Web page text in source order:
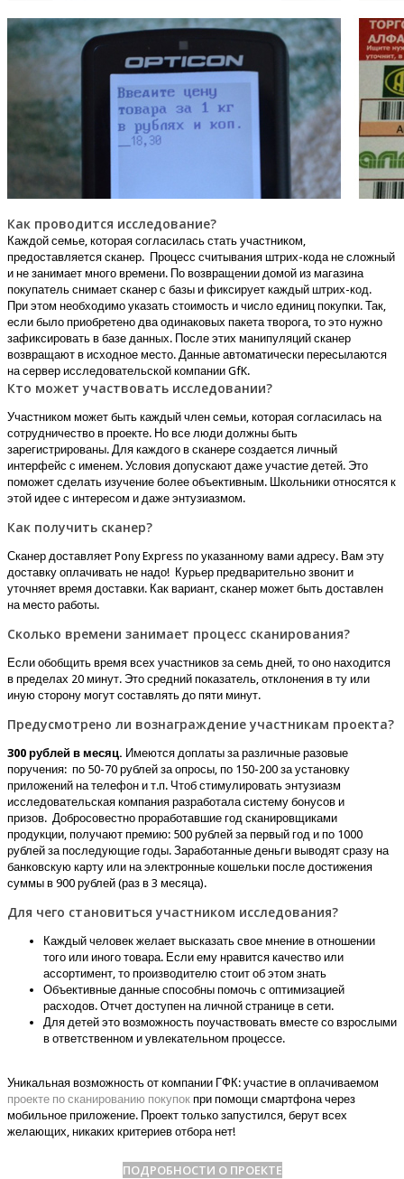
Как проводится исследование?
Каждой семье, которая согласилась стать участником,
предоставляется сканер. Процесс считывания штрих-кода не сложный
и не занимает много времени. По возвращении домой из магазина
покупатель снимает сканер с базы и фиксирует каждый штрих-код.
При этом необходимо указать стоимость и число единиц покупки. Так,
если было приобретено два одинаковых пакета творога, то это нужно
зафиксировать в базе данных. После этих манипуляций сканер
возвращают в исходное место. Данные автоматически пересылаются
на сервер исследовательской компании GfK.
Кто может участвовать исследовании?
Участником может быть каждый член семьи, которая согласилась на
сотрудничество в проекте. Но все люди должны быть
зарегистрированы. Для каждого в сканере создается личный
интерфейс с именем. Условия допускают даже участие детей. Это
поможет сделать изучение более объективным. Школьники относятся к
этой идее с интересом и даже энтузиазмом.
Как получить сканер?
Сканер доставляет Pony Express по указанному вами адресу. Вам эту
доставку оплачивать не надо! Курьер предварительно звонит и
уточняет время доставки. Как вариант, сканер может быть доставлен
на место работы.
Сколько времени занимает процесс сканирования?
Если обобщить время всех участников за семь дней, то оно находится
в пределах 20 минут. Это средний показатель, отклонения в ту или
иную сторону могут составлять до пяти минут.
Предусмотрено ли вознаграждение участникам проекта?
300 рублей в месяц. Имеются доплаты за различные разовые
поручения: по 50-70 рублей за опросы, по 150-200 за установку
приложений на телефон и т.п. Чтоб стимулировать энтузиазм
исследовательская компания разработала систему бонусов и
призов. Добросовестно проработавшие год сканировщиками
продукции, получают премию: 500 рублей за первый год и по 1000
рублей за последующие годы. Заработанные деньги выводят сразу на
банковскую карту или на электронные кошельки после достижения
суммы в 900 рублей (раз в 3 месяца).
Для чего становиться участником исследования?
Каждый человек желает высказать свое мнение в отношении
того или иного товара. Если ему нравится качество или
ассортимент, то производителю стоит об этом знать
Объективные данные способны помочь с оптимизацией
расходов. Отчет доступен на личной странице в сети.
Для детей это возможность поучаствовать вместе со взрослыми
в ответственном и увлекательном процессе.
Уникальная возможность от компании ГФК: участие в оплачиваемом
проекте по сканированию покупок при помощи смартфона через
мобильное приложение. Проект только запустился, берут всех
желающих, никаких критериев отбора нет!
ПОДРОБНОСТИ О ПРОЕКТЕ